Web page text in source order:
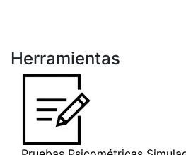
Herramientas